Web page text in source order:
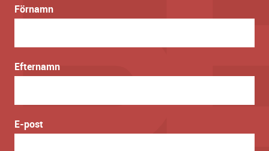
Förnamn
Efternamn
E-post